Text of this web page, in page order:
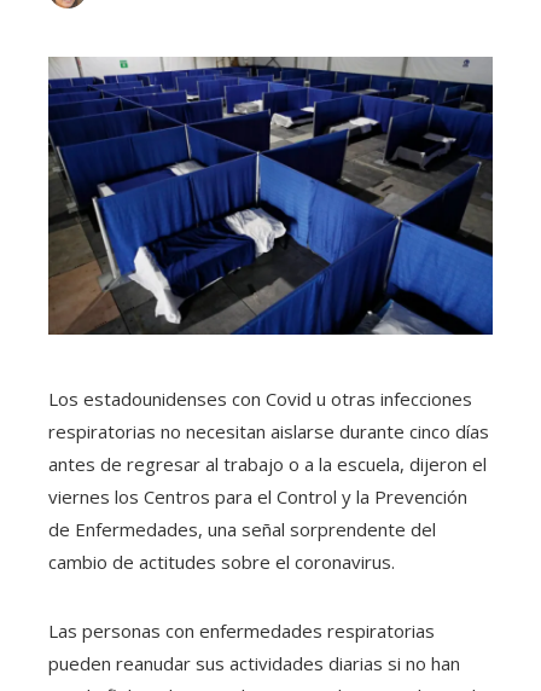
Los estadounidenses con Covid u otras infecciones
respiratorias no necesitan aislarse durante cinco días
antes de regresar al trabajo o a la escuela, dijeron el
viernes los Centros para el Control y la Prevención
de Enfermedades, una señal sorprendente del
cambio de actitudes sobre el coronavirus.
Las personas con enfermedades respiratorias
pueden reanudar sus actividades diarias si no han